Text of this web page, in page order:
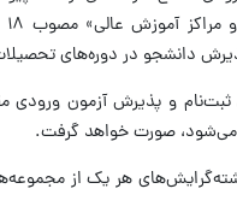
دانشجو در دوره‌های
صورت خواهد گرفت.
هر یک از